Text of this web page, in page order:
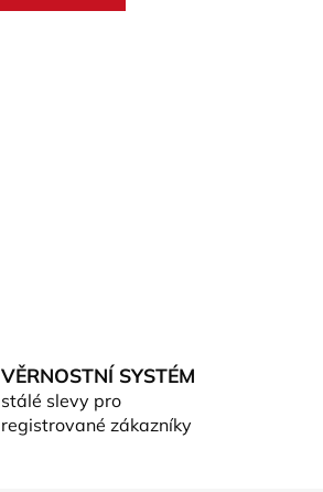
VĚRNOSTNÍ SYSTÉM
stálé slevy pro
registrované zákazníky